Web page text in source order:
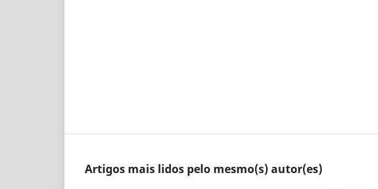
Artigos mais lidos pelo mesmo(s) autor(es)